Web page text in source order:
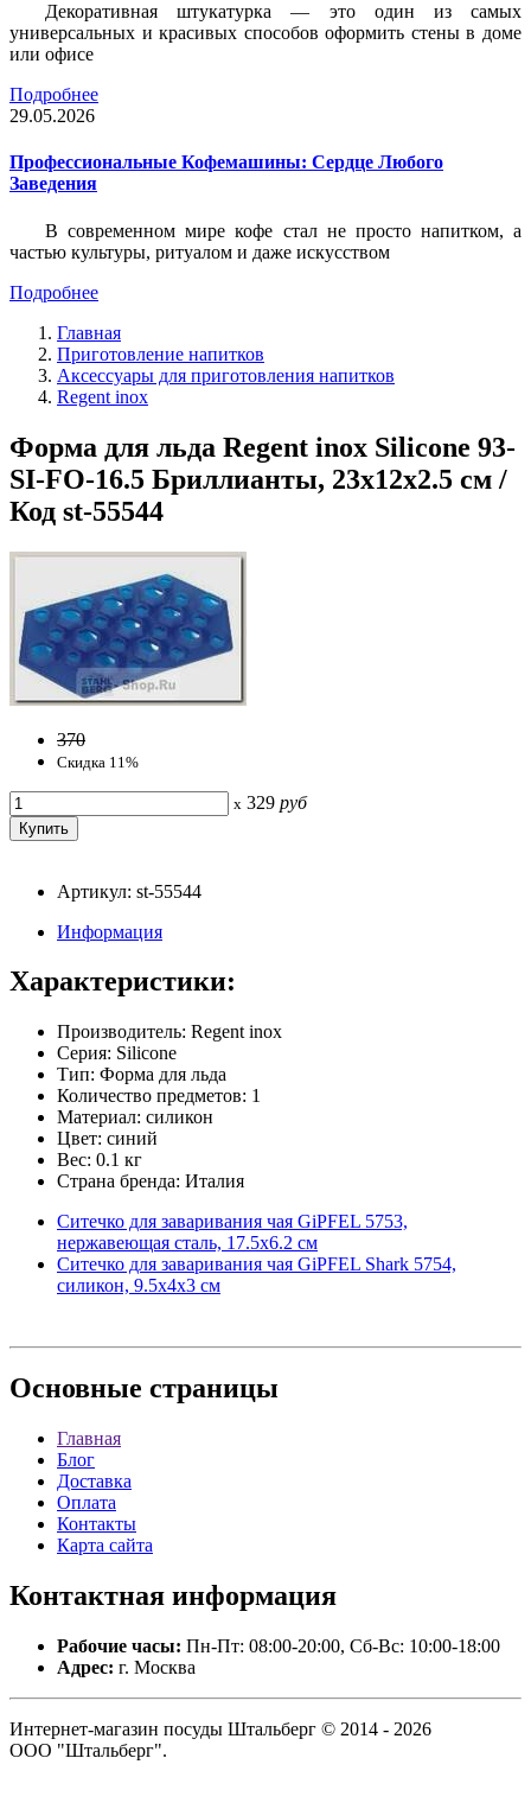
Декоративная штукатурка — это один из самых
универсальных и красивых способов оформить стены в доме
или офисе
Подробнее
29.05.2026
Профессиональные Кофемашины: Сердце Любого
Заведения
В современном мире кофе стал не просто напитком, а
частью культуры, ритуалом и даже искусством
Подробнее
Главная
Приготовление напитков
Аксессуары для приготовления напитков
Regent inox
Форма для льда Regent inox Silicone 93-
SI-FO-16.5 Бриллианты, 23х12х2.5 см /
Код st-55544
370
Скидка 11%
x 329 руб
Артикул: st-55544
Информация
Характеристики:
Производитель: Regent inox
Серия: Silicone
Тип: Форма для льда
Количество предметов: 1
Материал: силикон
Цвет: синий
Вес: 0.1 кг
Страна бренда: Италия
Ситечко для заваривания чая GiPFEL 5753,
нержавеющая сталь, 17.5х6.2 см
Ситечко для заваривания чая GiPFEL Shark 5754,
силикон, 9.5х4х3 см
Основные страницы
Главная
Блог
Доставка
Оплата
Контакты
Карта сайта
Контактная информация
Рабочие часы: Пн-Пт: 08:00-20:00, Сб-Вс: 10:00-18:00
Адрес: г. Москва
Интернет-магазин посуды Штальберг © 2014 - 2026
ООО "Штальберг".